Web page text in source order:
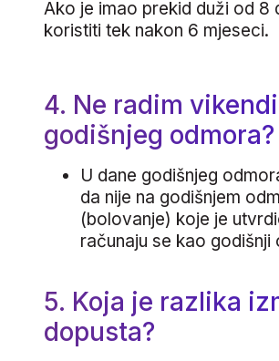
Ako je imao prekid duži od 8
koristiti tek nakon 6 mjeseci.
4. Ne radim
godišnjeg odmora?
U dane godišnjeg
da nije na godišnjem
(bolovanje) koje je
računaju se kao godišnji
5. Koja je razlika
dopusta?